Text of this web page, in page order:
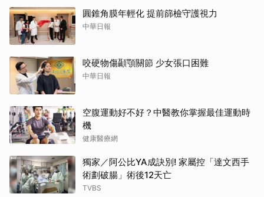
圓錐角膜年輕化 提前篩檢守護視力
中華日報
咬硬物傷顳顎關節 少女張口困難
中華日報
空腹運動好不好？中醫教你掌握最佳運動時
機
健康醫療網
獨家／阿公比YA成訣別! 家屬控「達文西手
術劃破腸」術後12天亡
TVBS